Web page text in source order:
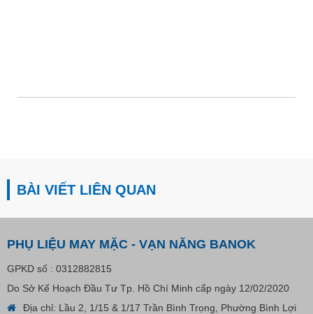
BÀI VIẾT LIÊN QUAN
PHỤ LIỆU MAY MẶC - VẠN NĂNG BANOK
GPKD số : 0312882815
Do Sở Kế Hoạch Đầu Tư Tp. Hồ Chí Minh cấp ngày 12/02/2020
Địa chỉ: Lầu 2, 1/15 & 1/17 Trần Bình Trọng, Phường Bình Lợi